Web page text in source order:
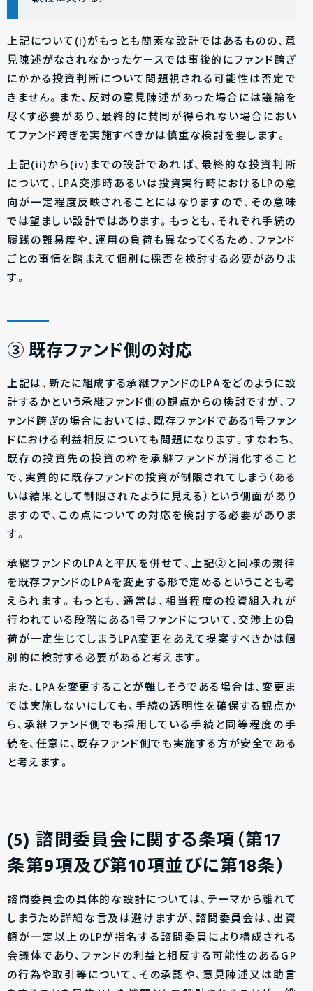
上記について(i)がもっとも簡素な設計ではあるものの、意
見陳述がなされなかったケースでは事後的にファンド跨ぎ
にかかる投資判断について問題視される可能性は否定で
きません。また、反対の意見陳述があった場合には議論を
尽くす必要があり、最終的に賛同が得られない場合におい
てファンド跨ぎを実施すべきかは慎重な検討を要します。
上記(ii)から(iv)までの設計であれば、 最終的な投資判断
について、LPA交渉時あるいは投資実行時におけるLPの意
向が一定程度反映されることにはなりますので、その意味
では望ましい設計ではあります。もっとも、それぞれ手続の
履践の難易度や、運用の負荷も異なってくるため、ファンド
ごとの事情を踏まえて個別に採否を検討する必要がありま
す。
③ 既存ファンド側の対応
上記は、新たに組成する承継ファンドのLPAをどのように設
計するかという承継ファンド側の観点からの検討ですが、フ
ァンド跨ぎの場合においては、既存ファンドである1号ファン
ドにおける利益相反についても問題になります。すなわち、
既存の投資先の投資の枠を承継ファンドが消化すること
で、実質的に既存ファンドの投資が制限されてしまう（ある
いは結果として制限されたように見える）という側面があり
ますので、この点についての対応を検討する必要がありま
す。
承継ファンドのLPAと平仄を併せて、上記②と同様の規律
を既存ファンドのLPAを変更する形で定めるということも考
えられます。もっとも、通常は、相当程度の投資組入れが
行われている段階にある1号ファンドについて、交渉上の負
荷が一定生じてしまうLPA変更をあえて提案すべきかは個
別的に検討する必要があると考えます。
また、LPAを変更することが難しそうである場合は、変更ま
では実施しないにしても、手続の透明性を確保する観点か
ら、承継ファンド側でも採用している手続と同等程度の手
続を、任意に、既存ファンド側でも実施する方が安全である
と考えます。
(5) 諮問委員会に関する条項（第17
条第9項及び第10項並びに第18条）
諮問委員会の具体的な設計については、テーマから離れて
しまうため詳細な言及は避けますが、諮問委員会は、出資
額が一定以上のLPが指名する諮問委員により構成される
会議体であり、ファンドの利益と相反する可能性のあるGP
の行為や取引等について、その承認や、意見陳述又は助言